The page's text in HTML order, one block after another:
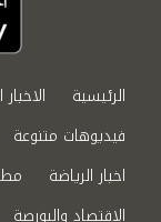
الرئيسية
فيديوهات متنوعة
اخبار الرياضة
الاقتصاد والبورصة